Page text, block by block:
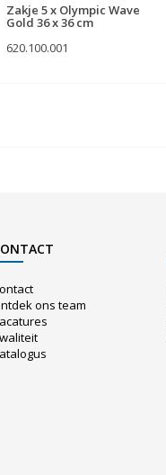
Zakje 5 x Olympic Wave
Gold 36 x 36 cm
620.100.001
ons team